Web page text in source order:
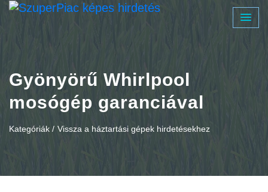
Gyönyörű Whirlpool
mosógép garanciával
Kategóriák / Vissza a háztartási gépek hirdetésekhez